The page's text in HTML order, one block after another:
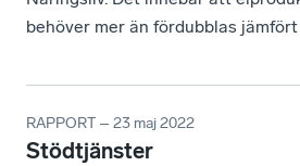
behöver mer än fördubblas
RAPPORT – 23 maj 2022
Stödtjänster